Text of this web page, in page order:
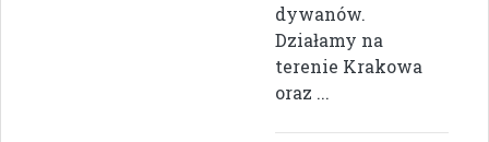
dywanów.
Działamy na
terenie Krakowa
oraz ...